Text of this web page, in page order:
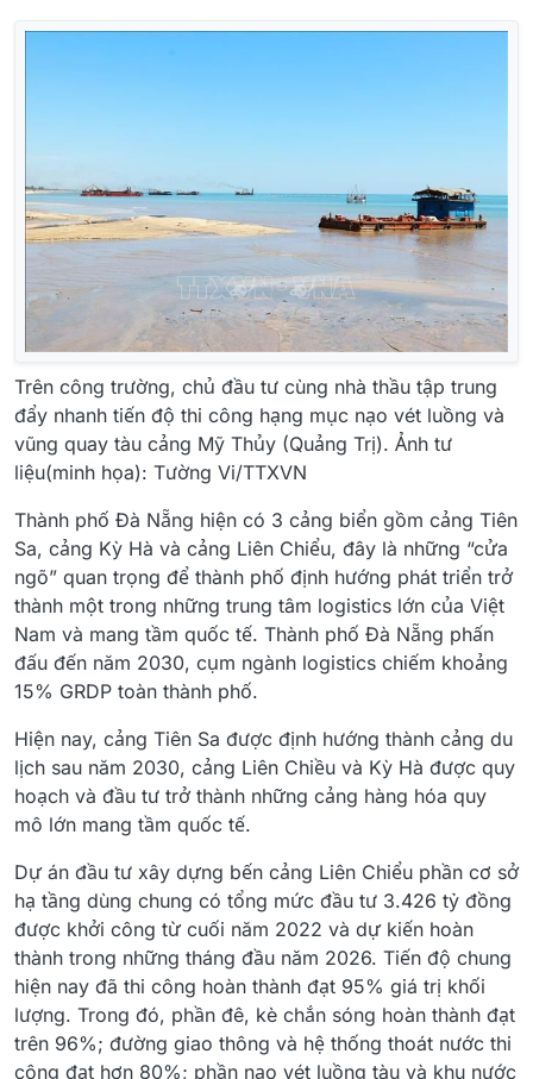
Trên công trường, chủ đầu tư cùng nhà thầu tập trung
đẩy nhanh tiến độ thi công hạng mục nạo vét luồng và
vũng quay tàu cảng Mỹ Thủy (Quảng Trị). Ảnh tư
liệu(minh họa): Tường Vi/TTXVN
Thành phố Đà Nẵng hiện có 3 cảng biển gồm cảng Tiên
Sa, cảng Kỳ Hà và cảng Liên Chiểu, đây là những “cửa
ngõ” quan trọng để thành phố định hướng phát triển trở
thành một trong những trung tâm logistics lớn của Việt
Nam và mang tầm quốc tế. Thành phố Đà Nẵng phấn
đấu đến năm 2030, cụm ngành logistics chiếm khoảng
15% GRDP toàn thành phố.
Hiện nay, cảng Tiên Sa được định hướng thành cảng du
lịch sau năm 2030, cảng Liên Chiều và Kỳ Hà được quy
hoạch và đầu tư trở thành những cảng hàng hóa quy
mô lớn mang tầm quốc tế.
Dự án đầu tư xây dựng bến cảng Liên Chiểu phần cơ sở
hạ tầng dùng chung có tổng mức đầu tư 3.426 tỷ đồng
được khởi công từ cuối năm 2022 và dự kiến hoàn
thành trong những tháng đầu năm 2026. Tiến độ chung
hiện nay đã thi công hoàn thành đạt 95% giá trị khối
lượng. Trong đó, phần đê, kè chắn sóng hoàn thành đạt
trên 96%; đường giao thông và hệ thống thoát nước thi
công đạt hơn 80%; phần nạo vét luồng tàu và khu nước